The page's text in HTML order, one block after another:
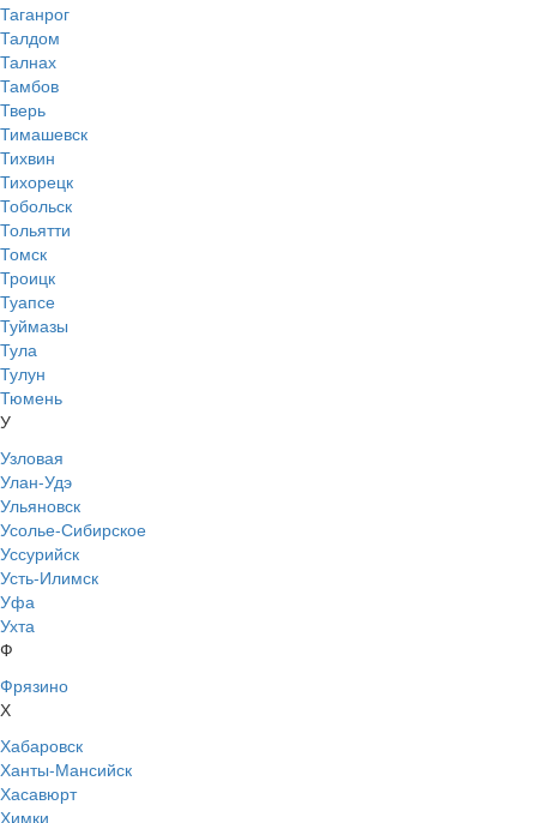
Таганрог
Талдом
Талнах
Тамбов
Тверь
Тимашевск
Тихвин
Тихорецк
Тобольск
Тольятти
Томск
Троицк
Туапсе
Туймазы
Тула
Тулун
Тюмень
У
Узловая
Улан-Удэ
Ульяновск
Усолье-Сибирское
Уссурийск
Усть-Илимск
Уфа
Ухта
Ф
Фрязино
Х
Хабаровск
Ханты-Мансийск
Хасавюрт
Химки